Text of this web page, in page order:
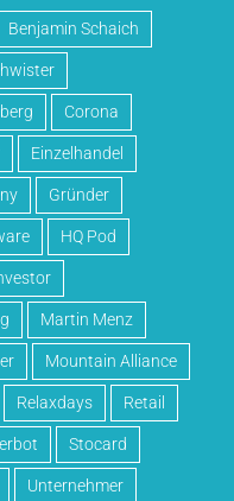
Benjamin Schaich
Corona
Einzelhandel
Gründer
HQ Pod
Martin Menz
Mountain Alliance
Relaxdays Retail
Stocard
Unternehmer